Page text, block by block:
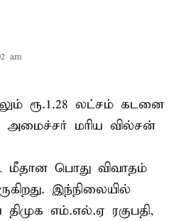
am
ரூ.1.28 லட்சம் கடனை
அமைச்சர் மரிய வில்சன்
மீதான பொது விவாதம்
இந்நிலையில்
எம்.எல்.ஏ ரகுபதி,